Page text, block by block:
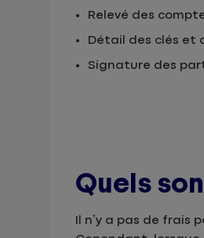
Relevé des
Détail des clés et
Signature des
Quels
Il n’y a pas de frais